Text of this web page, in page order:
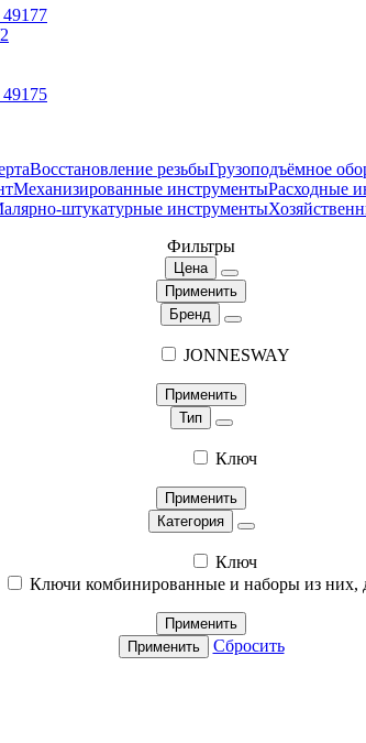
Восстановление резьбыГрузоподъёмное
Механизированные инструментыРасходные
штукатурные инструменты
Фильтры
Цена
Применить
Бренд
JONNESWAY
Применить
Тип
Ключ
Применить
Категория
Ключ
Ключи комбинированные и наборы из
Применить
Применить
Сбросить